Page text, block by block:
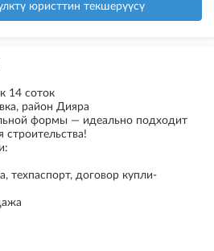
юристтин текшерүүсү
14 соток
район Дияра
формы — идеально подходит
строительства!
техпаспорт, договор купли-